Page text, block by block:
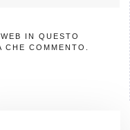
IN QUESTO
CHE COMMENTO.